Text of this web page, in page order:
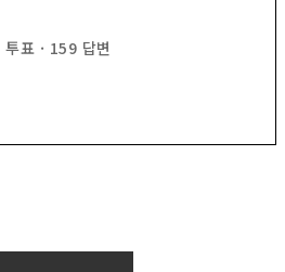
투표 · 159 답변